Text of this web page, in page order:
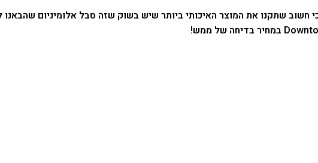
שתקנו את המוצר האיכותי ביותר שיש בשוק שזה סבל אלומיניום